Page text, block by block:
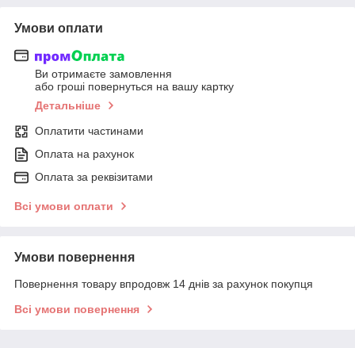
Умови оплати
Ви отримаєте замовлення
або гроші повернуться на вашу картку
Детальніше
Оплатити частинами
Оплата на рахунок
Оплата за реквізитами
Всі умови оплати
Умови повернення
Повернення товару впродовж 14 днів за рахунок покупця
Всі умови повернення